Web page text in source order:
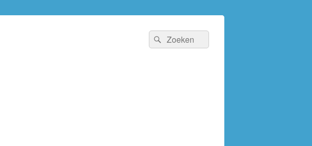
Zoeken
naar:
Zoeken